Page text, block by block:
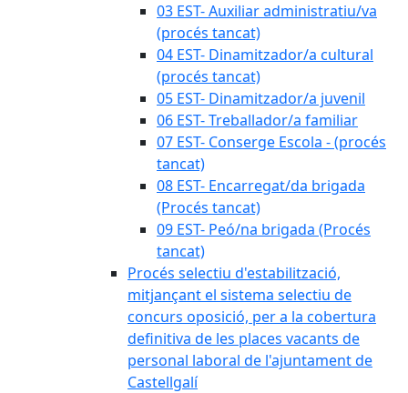
03 EST- Auxiliar administratiu/va
(procés tancat)
04 EST- Dinamitzador/a cultural
(procés tancat)
05 EST- Dinamitzador/a juvenil
06 EST- Treballador/a familiar
07 EST- Conserge Escola - (procés
tancat)
08 EST- Encarregat/da brigada
(Procés tancat)
09 EST- Peó/na brigada (Procés
tancat)
Procés selectiu d'estabilització,
mitjançant el sistema selectiu de
concurs oposició, per a la cobertura
definitiva de les places vacants de
personal laboral de l'ajuntament de
Castellgalí